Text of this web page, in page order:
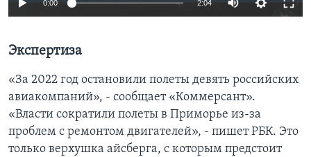
0:00 2:04
Экспертиза
«За 2022 год остановили полеты девять российских
авиакомпаний», - сообщает «Коммерсант».
«Власти сократили полеты в Приморье из-за
проблем с ремонтом двигателей», - пишет РБК. Это
только верхушка айсберга, с которым предстоит